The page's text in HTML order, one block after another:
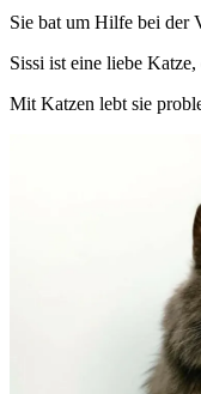
Sie bat um Hilfe bei der
Sissi ist eine liebe
Mit Katzen lebt sie